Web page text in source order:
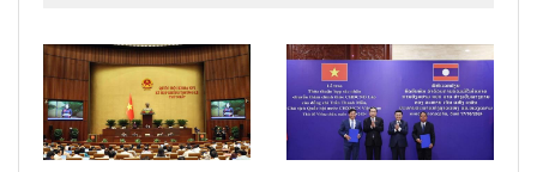
Nam rời Thủ đô Hà Nội lên đường thăm cấp
Nhà nước tới Australia và New Zealand từ ngày
9 - 14/8/2026.